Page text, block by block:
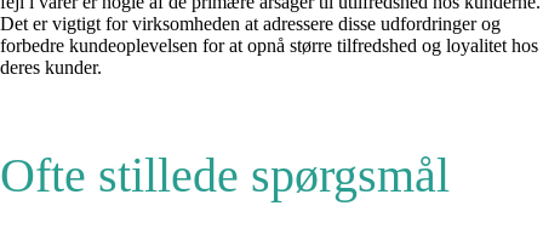
Det er vigtigt for virksomheden at adressere disse udfordringer og
forbedre kundeoplevelsen for at opnå større tilfredshed og loyalitet hos
deres kunder.
Ofte stillede spørgsmål